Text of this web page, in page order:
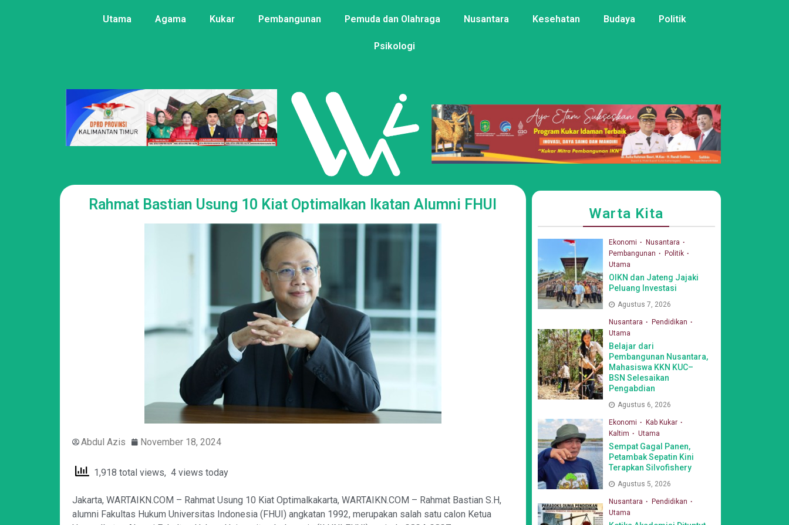
Utama Agama Kukar Pembangunan Pemuda dan Olahraga Nusantara Kesehatan Budaya Politik
Psikologi
Rahmat Bastian Usung 10 Kiat Optimalkan Ikatan Alumni FHUI
Abdul Azis November 18, 2024
1,918 total views, 4 views today
Jakarta, WARTAIKN.COM – Rahmat Usung 10 Kiat Optimalkakarta, WARTAIKN.COM – Rahmat Bastian S.H,
alumni Fakultas Hukum Universitas Indonesia (FHUI) angkatan 1992, merupakan salah satu calon Ketua
Warta Kita
Ekonomi
Nusantara
Pembangunan
Politik
Utama
OIKN dan Jateng Jajaki
Peluang Investasi
Agustus 7, 2026
Nusantara
Pendidikan
Utama
Belajar dari
Pembangunan Nusantara,
Mahasiswa KKN KUC–
BSN Selesaikan
Pengabdian
Agustus 6, 2026
Ekonomi
Kab Kukar
Kaltim
Utama
Sempat Gagal Panen,
Petambak Sepatin Kini
Terapkan Silvofishery
Agustus 5, 2026
Nusantara
Pendidikan
Utama